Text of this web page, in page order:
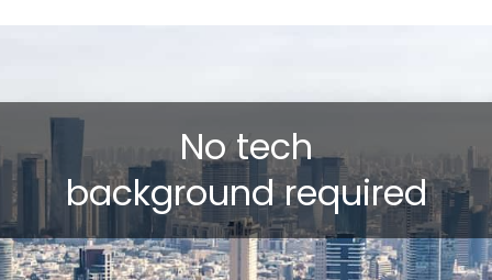
No tech
background required